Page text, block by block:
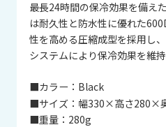
最長24時間の保冷効果を備え
は耐久性と防水性に優れた
性を高める圧縮成型を採用し
システムにより保冷効果を維持
■カラー： Black
■サイズ： 幅330×高さ280×
■重量： 280g